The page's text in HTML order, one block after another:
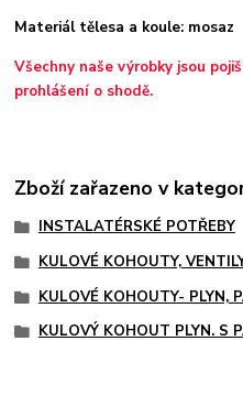
Materiál tělesa a koule: mosaz
Všechny naše výrobky jsou
prohlášení o shodě.
Zboží zařazeno v
INSTALATÉRSKÉ POTŘEBY
KULOVÉ KOHOUTY,
KULOVÉ KOHOUTY- PLYN,
KULOVÝ KOHOUT PLYN. S